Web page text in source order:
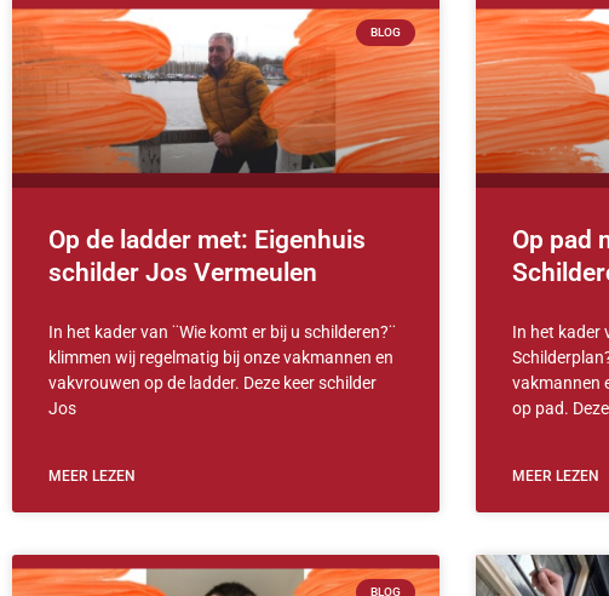
BLOG
Op de ladder met: Eigenhuis
schilder Jos Vermeulen
In het kader van ¨Wie komt er bij u schilderen?¨
klimmen wij regelmatig bij onze vakmannen en
vakvrouwen op de ladder. Deze keer schilder
Jos
MEER LEZEN
Op pad
In het kader
vakmannen
op pad.
MEER LEZEN
BLOG